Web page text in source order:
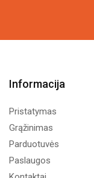
Informacija
Pristatymas
Grąžinimas
Parduotuvės
Paslaugos